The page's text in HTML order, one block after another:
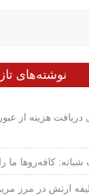
نوشته‌های
دریافت هزینه از
کافه‌روها ما
ارتش در مرز